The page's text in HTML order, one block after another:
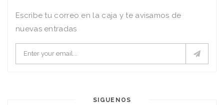
Escribe tu correo en la caja y te avisamos de
nuevas entradas
SIGUENOS